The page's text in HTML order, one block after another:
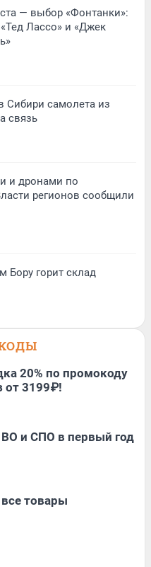
— выбор «Фонтанки»:
Лассо» и «Джек
Сибири самолета из
связь
и дронами по
регионов сообщили
Бору горит склад
20% по промокоду
от 3199₽!
ВО и СПО в первый год
товары